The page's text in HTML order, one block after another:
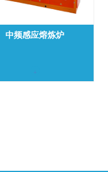
中频感应熔炼炉​
+